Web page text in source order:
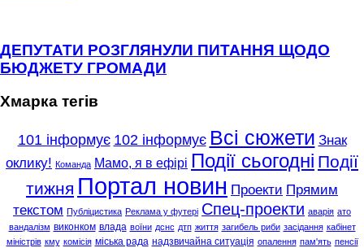
ДЕПУТАТИ РОЗГЛЯНУЛИ ПИТАННЯ ЩОДО
БЮДЖЕТУ ГРОМАДИ
Хмарка тегів
101 інформує 102 інформує Всі сюжети Знак
оклику! Команда Мамо, я в ефірі Події сьогодні Події
тижня Портал новин Проекти Прямим
текстом Публіцистика Реклама у футері Спец-проекти аварія ато
вандалізм виконком влада воїни дснс дтп життя загибель риби засідання кабінет
міністрів кму комісія міська рада надзвичайна ситуація опалення пам'ять пенсії